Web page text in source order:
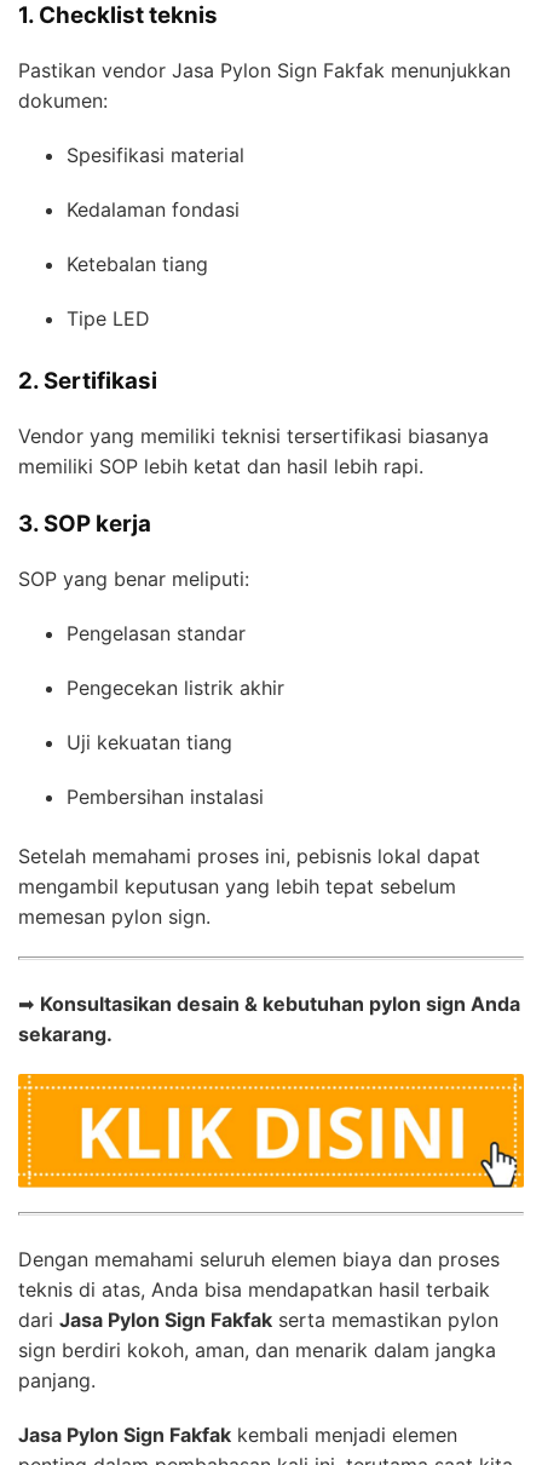
1. Checklist teknis
Pastikan vendor Jasa Pylon Sign Fakfak menunjukkan
dokumen:
Spesifikasi material
Kedalaman fondasi
Ketebalan tiang
Tipe LED
2. Sertifikasi
Vendor yang memiliki teknisi tersertifikasi biasanya
memiliki SOP lebih ketat dan hasil lebih rapi.
3. SOP kerja
SOP yang benar meliputi:
Pengelasan standar
Pengecekan listrik akhir
Uji kekuatan tiang
Pembersihan instalasi
Setelah memahami proses ini, pebisnis lokal dapat
mengambil keputusan yang lebih tepat sebelum
memesan pylon sign.
➡ Konsultasikan desain & kebutuhan pylon sign Anda
sekarang.
Dengan memahami seluruh elemen biaya dan proses
teknis di atas, Anda bisa mendapatkan hasil terbaik
dari Jasa Pylon Sign Fakfak serta memastikan pylon
sign berdiri kokoh, aman, dan menarik dalam jangka
panjang.
Jasa Pylon Sign Fakfak kembali menjadi elemen